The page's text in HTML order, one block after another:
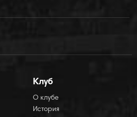
Клуб
О клубе
История